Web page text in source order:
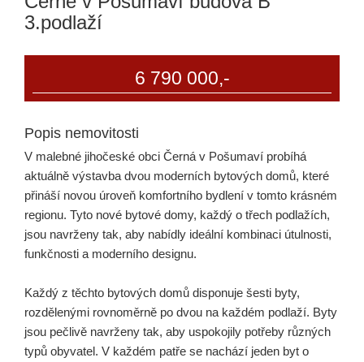
3.podlaží
6 790 000,-
Popis nemovitosti
V malebné jihočeské obci Černá v Pošumaví probíhá
aktuálně výstavba dvou moderních bytových domů, které
přináší novou úroveň komfortního bydlení v tomto krásném
regionu. Tyto nové bytové domy, každý o třech podlažích,
jsou navrženy tak, aby nabídly ideální kombinaci útulnosti,
funkčnosti a moderního designu.
Každý z těchto bytových domů disponuje šesti byty,
rozdělenými rovnoměrně po dvou na každém podlaží. Byty
jsou pečlivě navrženy tak, aby uspokojily potřeby různých
typů obyvatel. V každém patře se nachází jeden byt o